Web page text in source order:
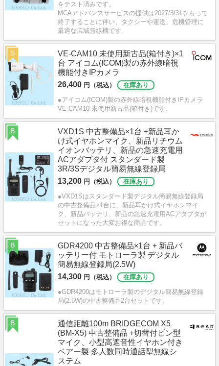
をテスト済みです。
MCAアドバンスサービスの提供は2027/3/31をもって
終了することに伴い、タクシーや運送、危機管理に
最適な広域無線機です。
VE-CAM10 未使用新古品(箱付き)×1
台 アイコム(ICOM)製の赤外線暗視
機能付きIPカメラ
26,400 円（税込）
在庫あり
●アイコム(ICOM)製の赤外線暗視機能付きIPカメラ
VE-CAM10 未使用新古品(箱付き)です。
S
VXD1S 中古整備品×1台 +新品耳か
け式イヤホンマイク、新品リチウム
イオンバッテリ、新品の急速充電用
ACアダプタ付 スタンダード製
3R/3Sデジタル簡易無線登録局
13,200 円（税込）
在庫あり
●VXD1Sはスタンダード製デジタル簡易無線登録局
の中古整備品×1台に、新品耳かけ式イヤホンマイ
ク、新品バッテリ、新品の急速充電用ACアダプタが
セットになった大変お得な商品です。
B
GDR4200 中古整備品×1台 + 新品バ
ッテリー付 モトローラ製 デジタル
簡易無線登録局(2.5W)
14,300 円（税込）
在庫あり
●GDR4200はモトローラ製のデジタル簡易無線登録
局(2.5W)の中古整備品2台セットです。
B
通信距離100m BRIDGECOM X5
(BM-X5) 中古整備品 +切替付ピン型
マイク、小型高遮音性イヤホン付き
ベアー製 多人数同時通話型無線シ
ステム
B